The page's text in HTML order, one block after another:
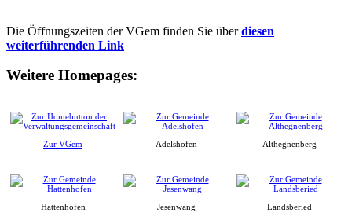
Die Öffnungszeiten der VGem finden Sie überdiesen
weiterführenden Link
Weitere Homepages:
Zur VGem Adelshofen Althegnenberg
Hattenhofen Jesenwang Landsberied